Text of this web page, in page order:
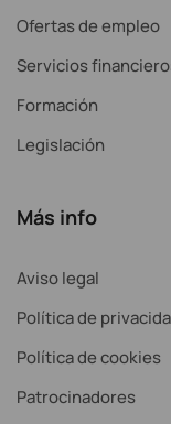
Ofertas de empleo
Servicios
Formación
Legislación
Más info
Aviso legal
Política de
Política de cookies
Patrocinadores